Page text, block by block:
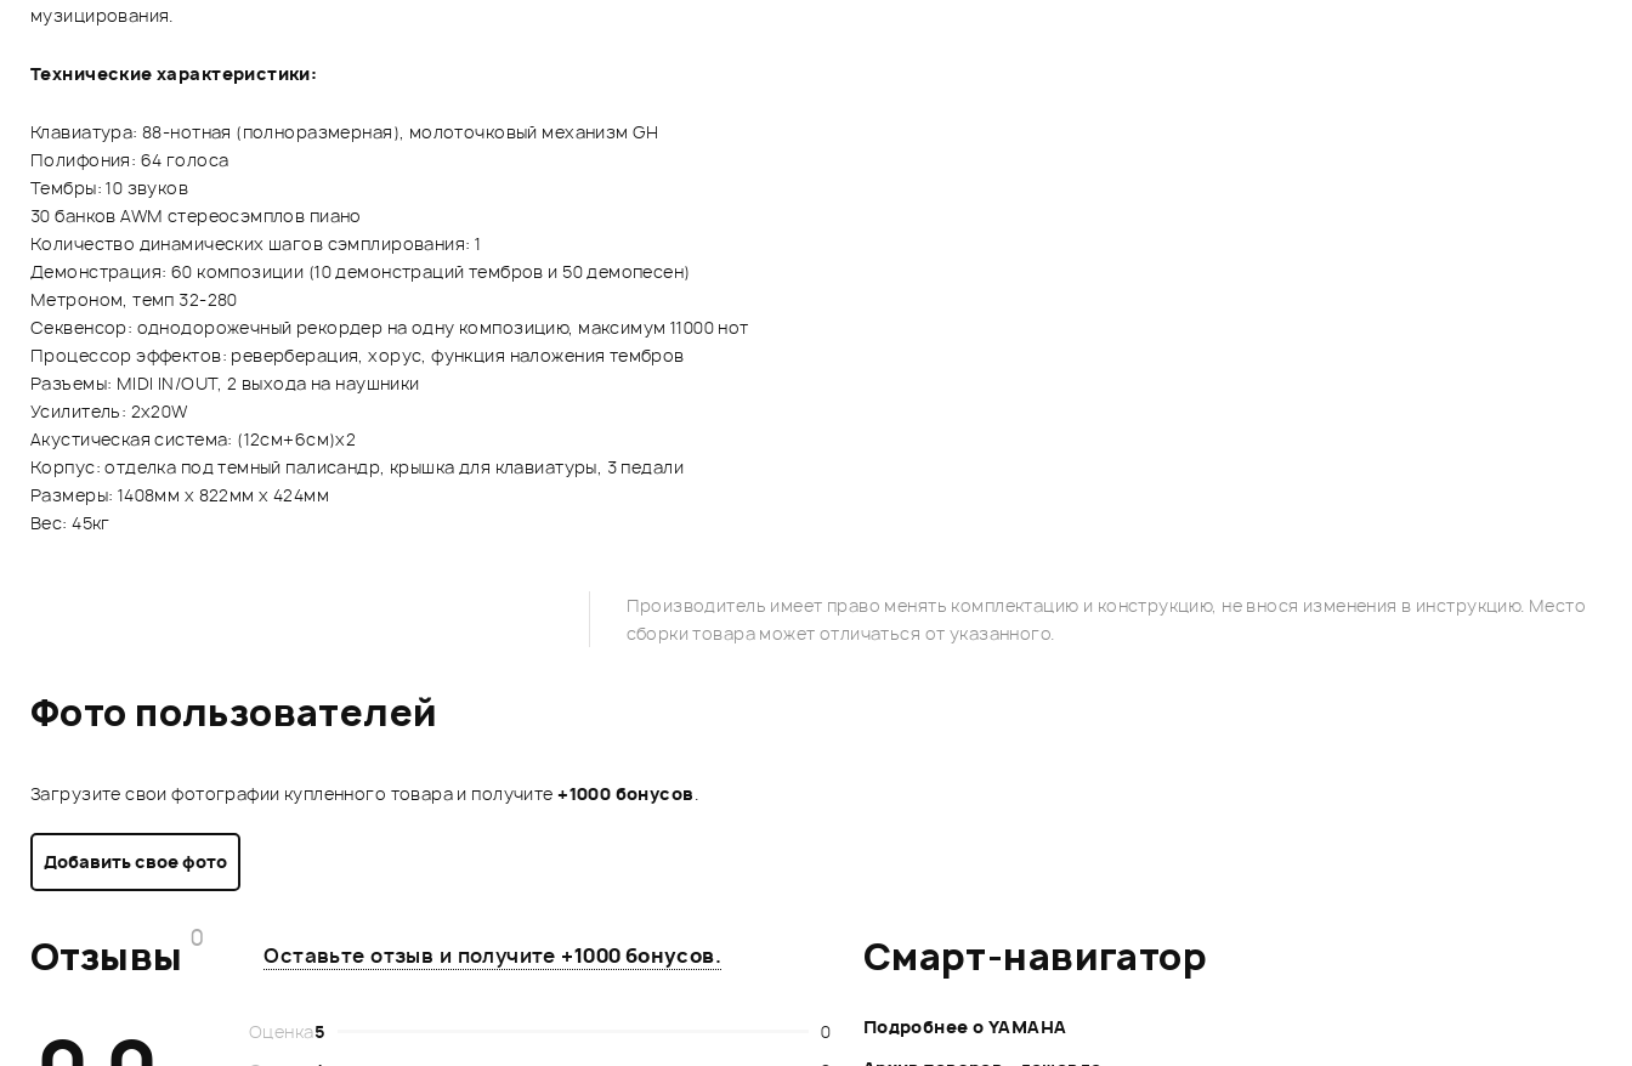
музицирования.
Технические характеристики:
Клавиатура: 88-нотная (полноразмерная), молоточковый механизм GH
Полифония: 64 голоса
Тембры: 10 звуков
30 банков AWM стереосэмплов пиано
Количество динамических шагов сэмплирования: 1
Демонстрация: 60 композиции (10 демонстраций тембров и 50 демопесен)
Метроном, темп 32-280
Секвенсор: однодорожечный рекордер на одну композицию, максимум 11000 нот
Процессор эффектов: реверберация, хорус, функция наложения тембров
Разъемы: MIDI IN/OUT, 2 выхода на наушники
Усилитель: 2х20W
Акустическая система: (12см+6см)х2
Корпус: отделка под темный палисандр, крышка для клавиатуры, 3 педали
Размеры: 1408мм х 822мм х 424мм
Вес: 45кг
Производитель имеет право менять комплектацию и конструкцию, не внося изменения в инструкцию. Место
сборки товара может отличаться от указанного.
Фото пользователей
Загрузите свои фотографии купленного товара и получите+1000 бонусов.
Добавить свое фото
Отзывы 0
Оставьте отзыв и получите +1000 бонусов.
Оценка5
0
Смарт-навигатор
Подробнее о YAMAHA